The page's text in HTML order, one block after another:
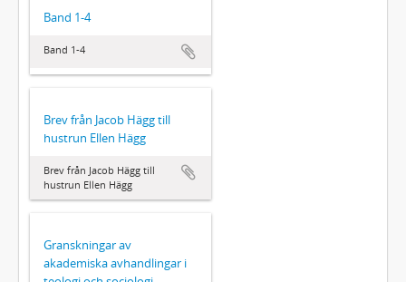
Band 1-4
Band 1-4
Brev från Jacob Hägg till
hustrun Ellen Hägg
Brev från Jacob Hägg till
hustrun Ellen Hägg
Granskningar av
akademiska avhandlingar i